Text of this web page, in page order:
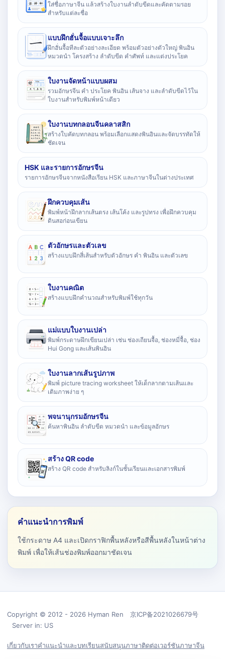
ใส่ชื่อภาษาจีน แล้วสร้างใบงานลำดับขีดและคัดตามรอย
สำหรับแต่ละชื่อ
แบบฝึกฮั่นจื้อแบบเจาะลึก
ฝึกฮั่นจื้อทีละตัวอย่างละเอียด พร้อมตัวอย่างตัวใหญ่ พินอิน
หมวดนำ โครงสร้าง ลำดับขีด คำศัพท์ และแต่งประโยค
ใบงานจัดหน้าแบบผสม
รวมอักษรจีน คำ ประโยค พินอิน เส้นจาง และลำดับขีดไว้ใน
ใบงานสำหรับพิมพ์หน้าเดียว
ใบงานบทกลอนจีนคลาสสิก
สร้างใบคัดบทกลอน พร้อมเลือกแสดงพินอินและจัดบรรทัดให้
ชัดเจน
HSK และรายการอักษรจีน
รายการอักษรจีนจากหนังสือเรียน HSK และภาษาจีนในต่างประเทศ
ฝึกควบคุมเส้น
พิมพ์หน้าฝึกลากเส้นตรง เส้นโค้ง และรูปทรง เพื่อฝึกควบคุม
ดินสอก่อนเขียน
ตัวอักษรและตัวเลข
สร้างแบบฝึกสี่เส้นสำหรับตัวอักษร คำ พินอิน และตัวเลข
ใบงานคณิต
สร้างแบบฝึกคำนวณสำหรับพิมพ์ใช้ทุกวัน
แม่แบบใบงานเปล่า
พิมพ์กระดาษฝึกเขียนเปล่า เช่น ช่องเถียนจื้อ, ช่องหมี่จื้อ, ช่อง
Hui Gong และเส้นพินอิน
ใบงานลากเส้นรูปภาพ
พิมพ์ picture tracing worksheet ให้เด็กลากตามเส้นและ
เติมภาพง่าย ๆ
พจนานุกรมอักษรจีน
ค้นหาพินอิน ลำดับขีด หมวดนำ และข้อมูลอักษร
สร้าง QR code
สร้าง QR code สำหรับลิงก์ในชั้นเรียนและเอกสารพิมพ์
คำแนะนำการพิมพ์
ใช้กระดาษ A4 และเปิดกราฟิกพื้นหลังหรือสีพื้นหลังในหน้าต่าง
พิมพ์ เพื่อให้เส้นช่องพิมพ์ออกมาชัดเจน
Copyright © 2012 - 2026 Hyman Ren 京ICP备2021026679号
Server in: US
เกี่ยวกับเราคำแนะนำและบทเรียนสนับสนุนภาษาติดต่อเวอร์ชันภาษาจีน